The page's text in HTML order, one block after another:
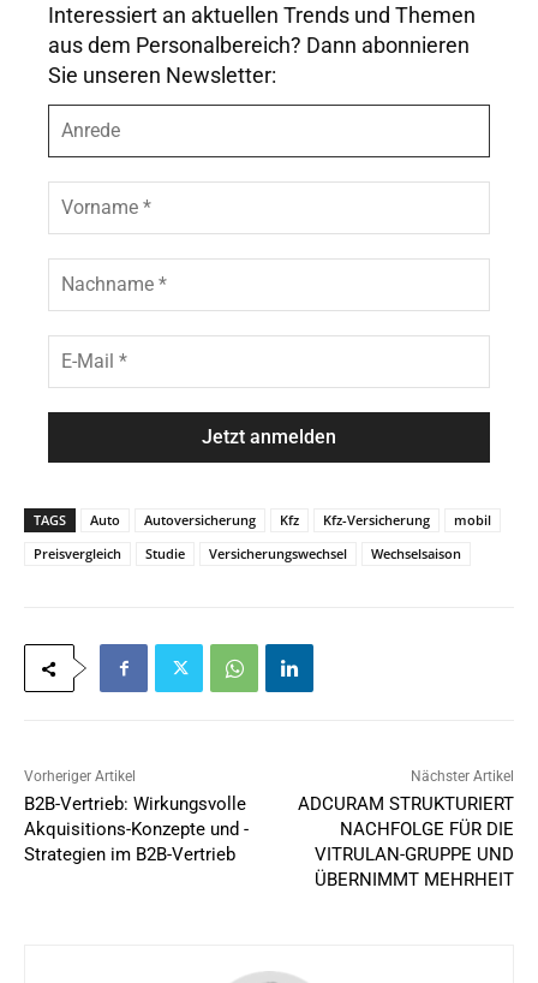
Interessiert an aktuellen Trends und Themen
aus dem Personalbereich? Dann abonnieren
Sie unseren Newsletter:
r
e
e
r
n
m
c
h
a
M
a
l
TAGS Auto Autoversicherung Kfz Kfz-Versicherung
mobil
Preisvergleich
Studie Versicherungswechsel Wechselsaison
Vorheriger Artikel
B2B-Vertrieb: Wirkungsvolle
Akquisitions-Konzepte und -
Strategien im B2B-Vertrieb
Nächster Artikel
ADCURAM STRUKTURIERT
NACHFOLGE FÜR DIE
VITRULAN-GRUPPE UND
ÜBERNIMMT MEHRHEIT